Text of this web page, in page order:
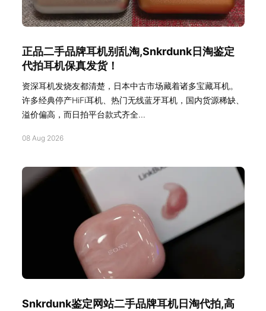
正品二手品牌耳机别乱淘,Snkrdunk日淘鉴定
代拍耳机保真发货！
资深耳机发烧友都清楚，日本中古市场藏着诸多宝藏耳机。
许多经典停产HiFi耳机、热门无线蓝牙耳机，国内货源稀缺、
溢价偏高，而日拍平台款式齐全...
08 Aug 2026
Snkrdunk鉴定网站二手品牌耳机日淘代拍,高